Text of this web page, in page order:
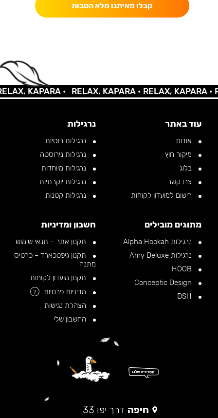
קבלו מאיתנו מלא הטבות
KAPARA • RELAX, KAPARA •RELAX, KAPARA •
עוד באתר
אודות
מיקור חוץ
בלוג
צרו קשר
רישום למועדון לקוחות
נרגילות
נרגילות רוסיות
נרגילות נירוסטה
נרגילות מיוחדות
נרגילות יוקרתיות
נרגילות קטנות
מתוגים מובילים
נרגילות Alpha Hookah
נרגילות Amy Deluxe
חשבון ומדיניות
תקנון אתר – תנאי שימוש
תקנון גיפטכארד – כרטיס
מתנה
תקנון מועדון לקוחות
מדיניות פרטיות
?
הצהרת נגישות
החשבון שלי
חיפה דרך יפו 33